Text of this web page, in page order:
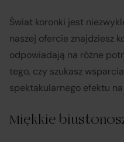
Świat koronki jest
naszej ofercie znajdziesz
odpowiadają na różne
tego, czy szukasz
spektakularnego efektu
Miękkie